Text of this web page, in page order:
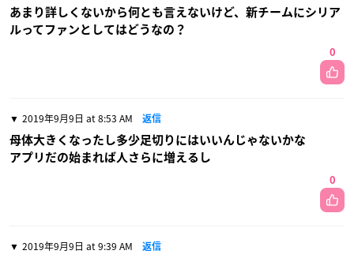
あまり詳しくないから何とも言えないけど、新チームにシリア
ルってファンとしてはどうなの？
0
2019年9月9日 at 8:53 AM 返信
母体大きくなったし多少足切りにはいいんじゃないかな
アプリだの始まれば人さらに増えるし
0
2019年9月9日 at 9:39 AM 返信